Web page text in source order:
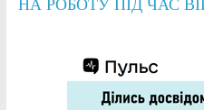
НА РОБОТУ ПІД ЧАС